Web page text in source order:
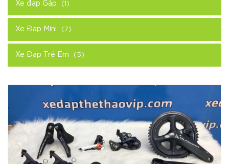
Xe đạp Gấp (1)
Xe Đạp Mini (7)
Xe Đạp Trẻ Em (5)